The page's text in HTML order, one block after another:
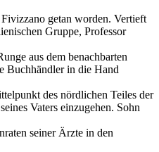
getan worden. Vertieft
Gruppe, Professor
aus dem benachbarten
Buchhändler in die Hand
des nördlichen Teiles der
Vaters einzugehen. Sohn
seiner Ärzte in den